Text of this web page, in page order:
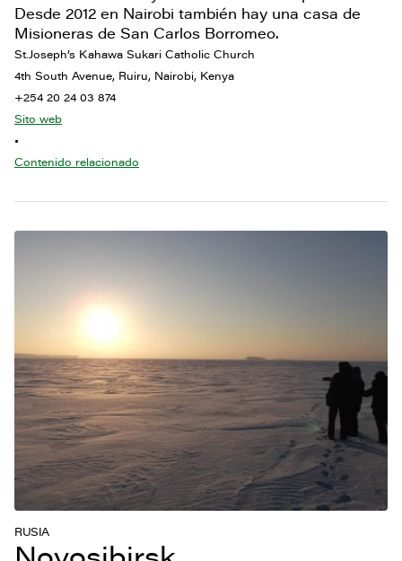
Desde 2012 en Nairobi también hay una casa de
Misioneras de San Carlos Borromeo.
St.Joseph’s Kahawa Sukari Catholic Church
4th South Avenue, Ruiru, Nairobi, Kenya
+254 20 24 03 874
Sito web
•
Contenido relacionado
RUSIA